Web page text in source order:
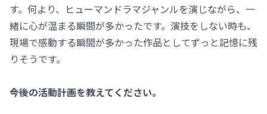
す。何より、ヒューマンドラマジャンルを演じながら、一
緒に心が温まる瞬間が多かったです。演技をしない時も、
現場で感動する瞬間が多かった作品としてずっと記憶に残
りそうです。
――今後の活動計画を教えてください。